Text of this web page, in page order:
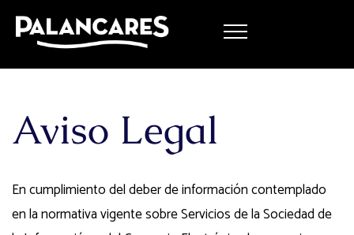
Aviso Legal
En cumplimiento del deber de información contemplado
en la normativa vigente sobre Servicios de la Sociedad de